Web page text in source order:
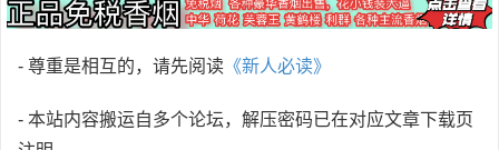
- 尊重是相互的，请先阅读 《新人必读》
- 本站内容搬运自多个论坛，解压密码已在对应文章下载页